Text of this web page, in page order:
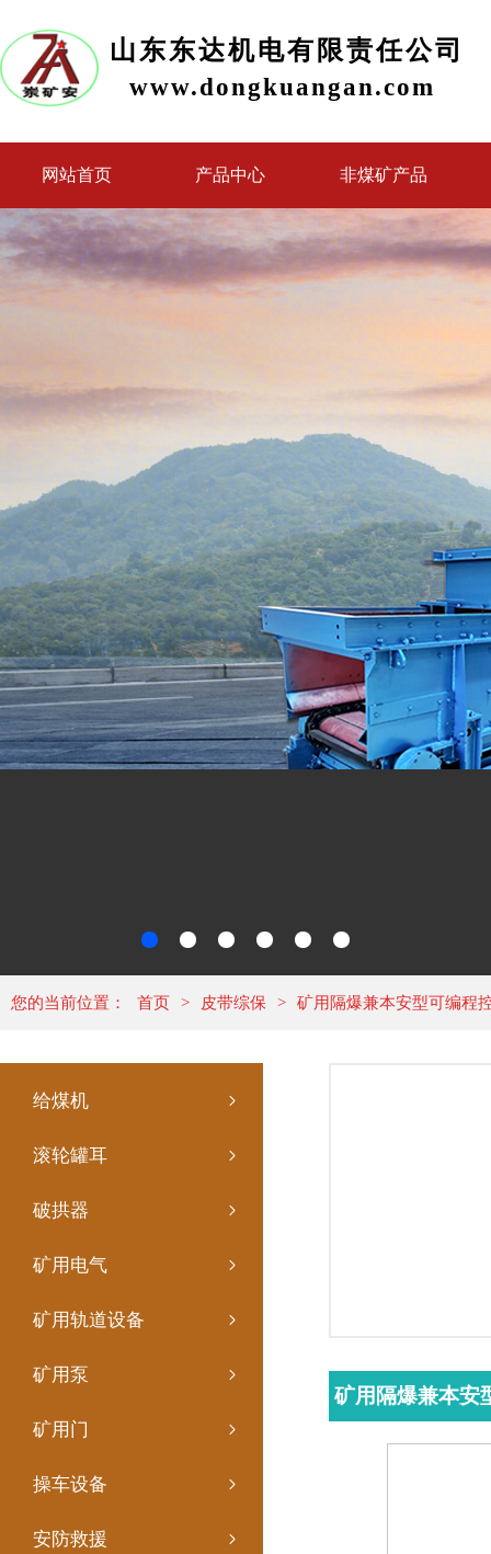
山东东达机电有限责任公司
www.dongkuangan.com
网站首页 产品中心 非煤矿产品
您的当前位置： 首页 > 皮带综保 > 矿用隔爆兼本安型可编程
给煤机
滚轮罐耳
破拱器
矿用电气
矿用轨道设备
矿用泵
矿用门
操车设备
安防救援
矿用隔爆兼本安